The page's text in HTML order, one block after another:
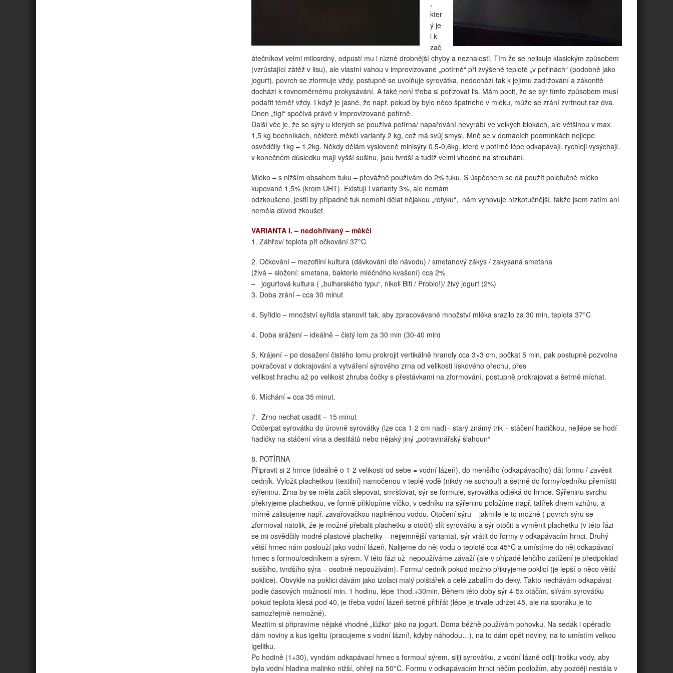
,
kter
ý je
i k
zač
átečníkovi velmi milosrdný, odpustí mu i různé drobnější chyby a neznalosti. Tím že se nelisuje klasickým způsobem
(vzrůstající zátěž v lisu), ale vlastní vahou v improvizované „potírně“ při zvýšené teplotě „v peřinách“ (podobně jako
jogurt), povrch se zformuje vždy, postupně se uvolňuje syrovátka, nedochází tak k jejímu zadržování a zákonitě
dochází k rovnoměrnému prokysávání. A také není třeba si pořizovat lis. Mám pocit, že se sýr tímto způsobem musí
podařit téměř vždy. I když je jasné, že např. pokud by bylo něco špatného v mléku, může se zrání zvrtnout raz dva.
Onen „fígl“ spočívá právě v improvizované potírně.
Další věc je, že se sýry u kterých se používá potírna/ napařování nevyrábí ve velkých blokách, ale většinou v max.
1,5 kg bochníkách, některé měkčí varianty 2 kg, což má svůj smysl. Mně se v domácích podmínkách nejlépe
osvědčily 1kg – 1,2kg. Někdy dělám vysloveně minisýry 0,5-0,6kg, které v potírně lépe odkapávají, rychleji vysýchají,
v konečném důsledku mají vyšší sušinu, jsou tvrdší a tudíž velmi vhodné na strouhání.
Mléko – s nižším obsahem tuku – převážně používám do 2% tuku. S úspěchem se dá použít polotučné mléko
kupované 1,5% (krom UHT). Existují i varianty 3%, ale nemám
odzkoušeno, jestli by případně tuk nemohl dělat nějakou „rotyku“, nám vyhovuje nízkotučnější, takže jsem zatím ani
neměla důvod zkoušet.
VARIANTA I. – nedohřívaný – měkčí
1. Záhřev/ teplota při očkování 37°C
2. Očkování – mezofilní kultura (dávkování dle návodu) / smetanový zákys / zakysaná smetana
(živá – složení: smetana, bakterie mléčného kvašení) cca 2%
– jogurtová kultura ( „bulharského typu“, nikoli Bifi / Probio!)/ živý jogurt (2%)
3. Doba zrání – cca 30 minut
4. Syřidlo – množství syřidla stanovit tak, aby zpracovávané množství mléka srazilo za 30 min, teplota 37°C
4. Doba srážení – ideálně – čistý lom za 30 min (30-40 min)
5. Krájení – po dosažení čistého lomu prokrojit vertikálně hranoly cca 3×3 cm, počkat 5 min, pak postupně pozvolna
pokračovat v dokrajování a vytváření sýrového zrna od velikosti lískového ořechu, přes
velikost hrachu až po velikost zhruba čočky s přestávkami na zformování, postupně prokrajovat a šetrně míchat.
6. Míchání = cca 35 minut.
7. Zrno nechat usadit – 15 minut
Odčerpat syrovátku do úrovně syrovátky (lze cca 1-2 cm nad)– starý známý trik – stáčení hadičkou, nejlépe se hodí
hadičky na stáčení vína a destilátů nebo nějaký jiný „potravinářský šlahoun“
8. POTÍRNA
Připravit si 2 hrnce (ideálně o 1-2 velikosti od sebe = vodní lázeň), do menšího (odkapávacího) dát formu / zavěsit
cedník. Vyložit plachetkou (textilní) namočenou v teplé vodě (nikdy ne suchou!) a šetrně do formy/cedníku přemístit
sýřeninu. Zrna by se měla začít slepovat, smršťovat, sýr se formuje, syrovátka odtéká do hrnce. Sýřeninu svrchu
překryjeme plachetkou, ve formě přiklopíme víčko, v cedníku na sýřeninu položíme např. talířek dnem vzhůru, a
mírně zalisujeme např. zavařovačkou naplněnou vodou. Otočení sýru – jakmile je to možné ( povrch sýru se
zformoval natolik, že je možné přebalit plachetku a otočit) slít syrovátku a sýr otočit a vyměnit plachetku (v této fázi
se mi osvědčily modré plastové plachetky – nejjemnější varianta), sýr vrátit do formy v odkapávacím hrnci. Druhý
větší hrnec nám poslouží jako vodní lázeň. Nalijeme do něj vodu o teplotě cca 45°C a umístíme do něj odkapávací
hrnec s formou/cedníkem a sýrem. V této fázi už nepoužíváme závaží (ale v případě lehčího zatížení je předpoklad
suššího, tvrdšího sýra – osobně nepoužívám). Formu/ cedník pokud možno přikryjeme poklicí (je lepší o něco větší
poklice). Obvykle na poklici dávám jako izolaci malý polštářek a celé zabalím do deky. Takto nechávám odkapávat
podle časových možností min. 1 hodinu, lépe 1hod.+30min. Během této doby sýr 4-5x otáčím, slívám syrovátku
pokud teplota klesá pod 40, je třeba vodní lázeň šetrně přihřát (lépe je trvale udržet 45, ale na sporáku je to
samozřejmě nemožné).
Mezitím si připravíme nějaké vhodné „lůžko“ jako na jogurt. Doma běžně používám pohovku. Na sedák i opěradlo
dám noviny a kus igelitu (pracujeme s vodní lázní!, kdyby náhodou…), na to dám opět noviny, na to umístím velkou
igelitku.
Po hodině (1+30), vyndám odkapávací hrnec s formou/ sýrem, sliji syrovátku, z vodní lázně odliji trošku vody, aby
byla vodní hladina malinko nižší, ohřeji na 50°C. Formu v odkapávacím hrnci něčím podložím, aby později nestála v